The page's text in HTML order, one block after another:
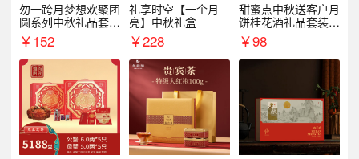
勿一跨月梦想欢聚团
圆系列中秋礼品套装
企业送客户商务伴手
礼
￥152
礼享时空【一个月
亮】中秋礼盒
￥228
甜蜜点中秋送客户月
饼桂花酒礼品套装D
AL1377
￥98